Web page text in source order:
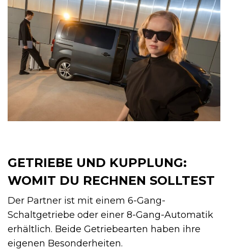
GETRIEBE UND KUPPLUNG:
WOMIT DU RECHNEN SOLLTEST
Der Partner ist mit einem 6-Gang-
Schaltgetriebe oder einer 8-Gang-Automatik
erhältlich. Beide Getriebearten haben ihre
eigenen Besonderheiten.